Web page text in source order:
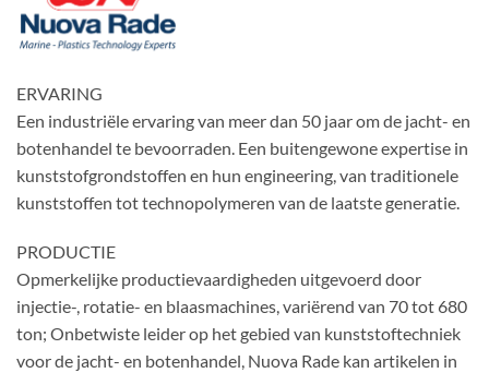
ERVARING
Een industriële ervaring van meer dan 50 jaar om de jacht- en
botenhandel te bevoorraden. Een buitengewone expertise in
kunststofgrondstoffen en hun engineering, van traditionele
kunststoffen tot technopolymeren van de laatste generatie.
PRODUCTIE
Opmerkelijke productievaardigheden uitgevoerd door
injectie-, rotatie- en blaasmachines, variërend van 70 tot 680
ton; Onbetwiste leider op het gebied van kunststoftechniek
voor de jacht- en botenhandel, Nuova Rade kan artikelen in